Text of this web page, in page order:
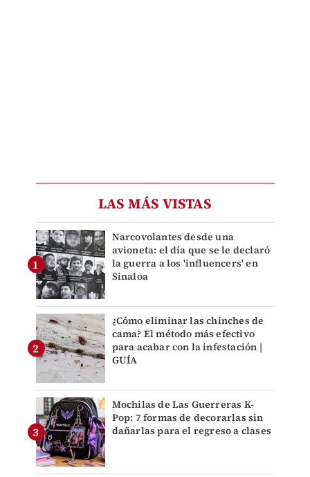
LAS MÁS VISTAS
Narcovolantes desde una
avioneta: el día que se le declaró
la guerra a los 'influencers' en
Sinaloa
¿Cómo eliminar las chinches de
cama? El método más efectivo
para acabar con la infestación |
GUÍA
Mochilas de Las Guerreras K-
Pop: 7 formas de decorarlas sin
dañarlas para el regreso a clases